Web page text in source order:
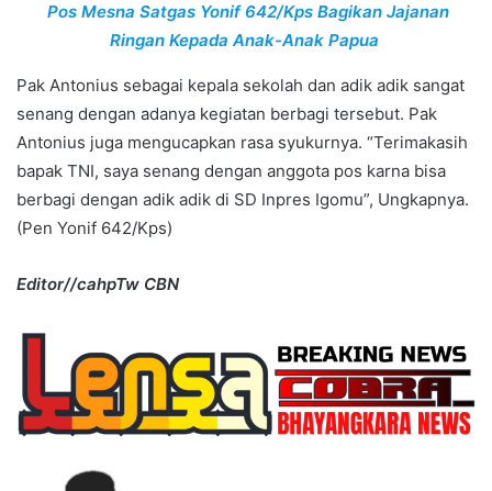
Pos Mesna Satgas Yonif 642/Kps Bagikan Jajanan
Ringan Kepada Anak-Anak Papua
Pak Antonius sebagai kepala sekolah dan adik adik sangat
senang dengan adanya kegiatan berbagi tersebut. Pak
Antonius juga mengucapkan rasa syukurnya. “Terimakasih
bapak TNI, saya senang dengan anggota pos karna bisa
berbagi dengan adik adik di SD Inpres Igomu”, Ungkapnya.
(Pen Yonif 642/Kps)
Editor//cahpTw CBN